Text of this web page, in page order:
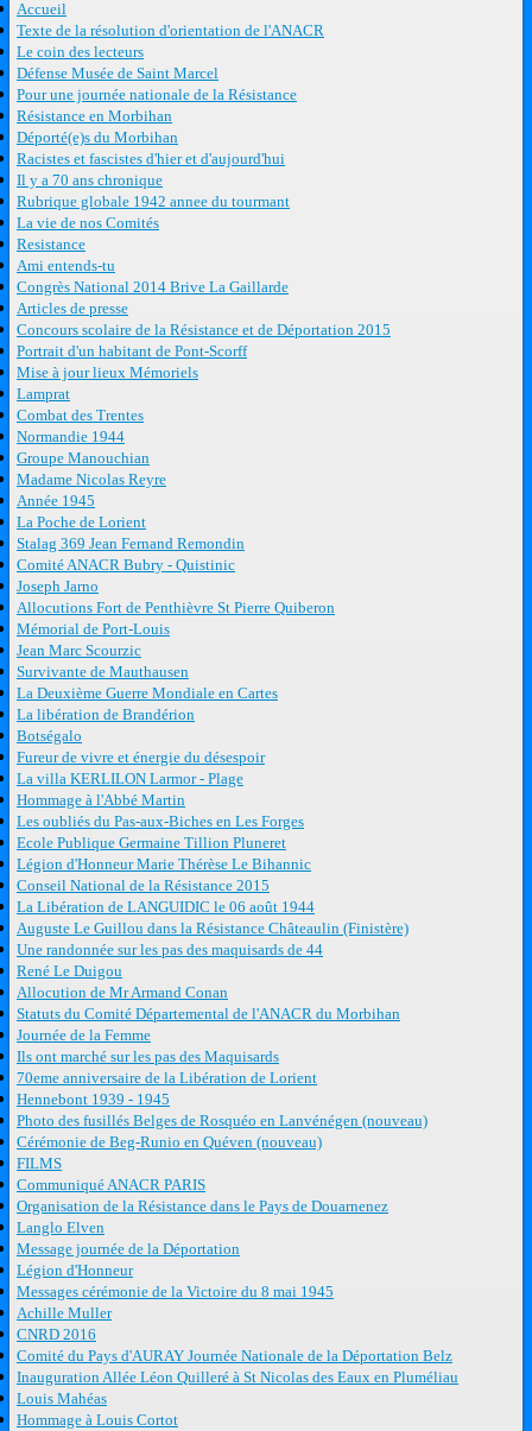
Accueil
Texte de la résolution d'orientation de l'ANACR
Le coin des lecteurs
Défense Musée de Saint Marcel
Pour une journée nationale de la Résistance
Résistance en Morbihan
Déporté(e)s du Morbihan
Racistes et fascistes d'hier et d'aujourd'hui
Il y a 70 ans chronique
Rubrique globale 1942 annee du tourmant
La vie de nos Comités
Resistance
Ami entends-tu
Congrès National 2014 Brive La Gaillarde
Articles de presse
Concours scolaire de la Résistance et de Déportation 2015
Portrait d'un habitant de Pont-Scorff
Mise à jour lieux Mémoriels
Lamprat
Combat des Trentes
Normandie 1944
Groupe Manouchian
Madame Nicolas Reyre
Année 1945
La Poche de Lorient
Stalag 369 Jean Fernand Remondin
Comité ANACR Bubry - Quistinic
Joseph Jarno
Allocutions Fort de Penthièvre St Pierre Quiberon
Mémorial de Port-Louis
Jean Marc Scourzic
Survivante de Mauthausen
La Deuxième Guerre Mondiale en Cartes
La libération de Brandérion
Botségalo
Fureur de vivre et énergie du désespoir
La villa KERLILON Larmor - Plage
Hommage à l'Abbé Martin
Les oubliés du Pas-aux-Biches en Les Forges
Ecole Publique Germaine Tillion Pluneret
Légion d'Honneur Marie Thérèse Le Bihannic
Conseil National de la Résistance 2015
La Libération de LANGUIDIC le 06 août 1944
Auguste Le Guillou dans la Résistance Châteaulin (Finistère)
Une randonnée sur les pas des maquisards de 44
René Le Duigou
Allocution de Mr Armand Conan
Statuts du Comité Départemental de l'ANACR du Morbihan
Journée de la Femme
Ils ont marché sur les pas des Maquisards
70eme anniversaire de la Libération de Lorient
Hennebont 1939 - 1945
Photo des fusillés Belges de Rosquéo en Lanvénégen (nouveau)
Cérémonie de Beg-Runio en Quéven (nouveau)
FILMS
Communiqué ANACR PARIS
Organisation de la Résistance dans le Pays de Douarnenez
Langlo Elven
Message journée de la Déportation
Légion d'Honneur
Messages cérémonie de la Victoire du 8 mai 1945
Achille Muller
CNRD 2016
Comité du Pays d'AURAY Journée Nationale de la Déportation Belz
Inauguration Allée Léon Quilleré à St Nicolas des Eaux en Pluméliau
Louis Mahéas
Hommage à Louis Cortot